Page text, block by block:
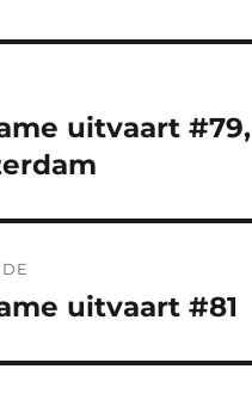
uitvaart #79,
uitvaart #81